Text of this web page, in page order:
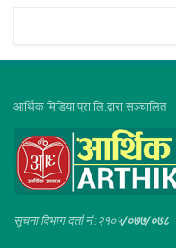
आर्थिक मिडिया प्रा.लि.द्वारा सञ्चालित
सूचना विभाग दर्ता नं :२१०५/०७७/०७८